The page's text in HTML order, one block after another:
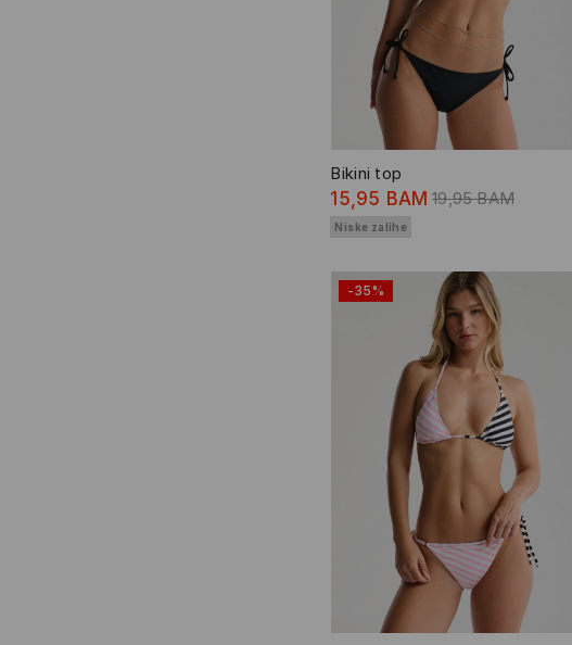
Bikini top
15,95 BAM 19,95 BAM
Niske zalihe
-35%